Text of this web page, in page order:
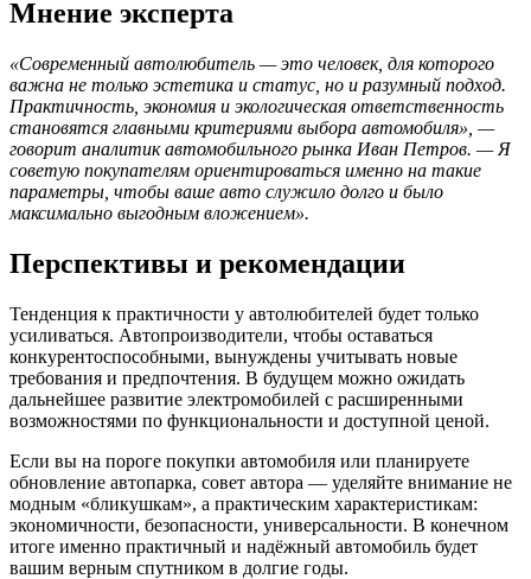
Мнение эксперта
«Современный автолюбитель — это человек, для которого
важна не только эстетика и статус, но и разумный подход.
Практичность, экономия и экологическая ответственность
становятся главными критериями выбора автомобиля», —
говорит аналитик автомобильного рынка Иван Петров. — Я
советую покупателям ориентироваться именно на такие
параметры, чтобы ваше авто служило долго и было
максимально выгодным вложением».
Перспективы и рекомендации
Тенденция к практичности у автолюбителей будет только
усиливаться. Автопроизводители, чтобы оставаться
конкурентоспособными, вынуждены учитывать новые
требования и предпочтения. В будущем можно ожидать
дальнейшее развитие электромобилей с расширенными
возможностями по функциональности и доступной ценой.
Если вы на пороге покупки автомобиля или планируете
обновление автопарка, совет автора — уделяйте внимание не
модным «бликушкам», а практическим характеристикам:
экономичности, безопасности, универсальности. В конечном
итоге именно практичный и надёжный автомобиль будет
вашим верным спутником в долгие годы.